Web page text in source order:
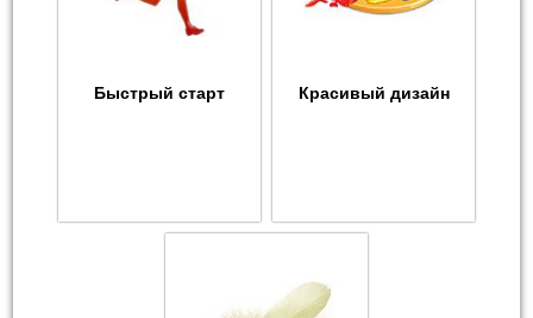
Быстрый старт Красивый дизайн